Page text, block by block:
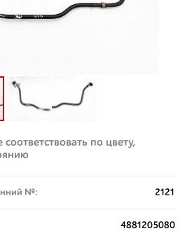
по цвету,
№: 2121
4881205080